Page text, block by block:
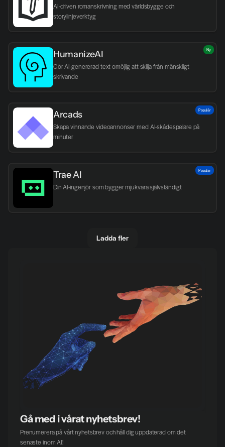
AI-driven romanskrivning med världsbygge och
storylinjeverktyg
HumanizeAI
Gör AI-genererad text omöjlig att skilja från mänskligt
skrivande
Ny
Arcads
Skapa vinnande videoannonser med AI-skådespelare på
minuter
Populär
Trae AI
Din AI-ingenjör som bygger mjukvara självständigt
Populär
Ladda fler
Gå med i vårat nyhetsbrev!
Prenumerera på vårt nyhetsbrev och håll dig uppdaterad om det
senaste inom AI!